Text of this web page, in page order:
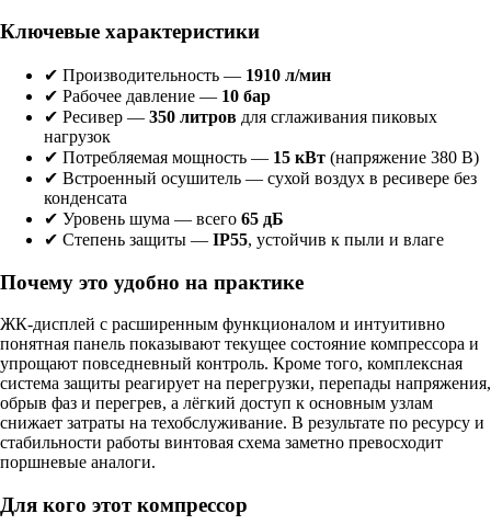
Ключевые характеристики
✔ Производительность — 1910 л/мин
✔ Рабочее давление — 10 бар
✔ Ресивер — 350 литров для сглаживания пиковых
нагрузок
✔ Потребляемая мощность — 15 кВт (напряжение 380 В)
✔ Встроенный осушитель — сухой воздух в ресивере без
конденсата
✔ Уровень шума — всего 65 дБ
✔ Степень защиты — IP55, устойчив к пыли и влаге
Почему это удобно на практике
ЖК-дисплей с расширенным функционалом и интуитивно
понятная панель показывают текущее состояние компрессора и
упрощают повседневный контроль. Кроме того, комплексная
система защиты реагирует на перегрузки, перепады напряжения,
обрыв фаз и перегрев, а лёгкий доступ к основным узлам
снижает затраты на техобслуживание. В результате по ресурсу и
стабильности работы винтовая схема заметно превосходит
поршневые аналоги.
Для кого этот компрессор